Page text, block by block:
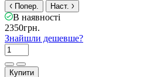
Попер. Наст.
В наявності
2350грн.
Знайшли дешевше?
Купити